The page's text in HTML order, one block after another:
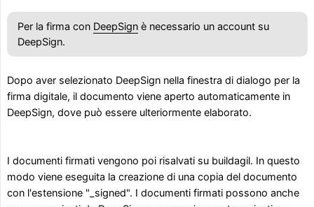
Per la firma con DeepSign è necessario un account su
DeepSign.
Dopo aver selezionato DeepSign nella finestra di dialogo per la
firma digitale, il documento viene aperto automaticamente in
DeepSign, dove può essere ulteriormente elaborato.
I documenti firmati vengono poi risalvati su buildagil. In questo
modo viene eseguita la creazione di una copia del documento
con l'estensione "_signed". I documenti firmati possono anche